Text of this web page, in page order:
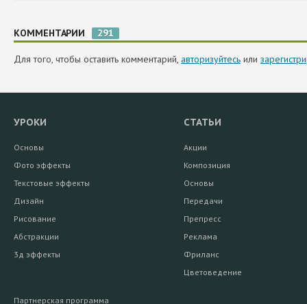
КОММЕНТАРИИ 291
Для того, чтобы оставить комментарий, авторизуйтесь или
УРОКИ
Основы
Фото эффекты
Текстовые эффекты
Дизайн
Рисование
Абстракции
3д эффекты
СТАТЬИ
Акции
Композиция
Основы
Передачи
Препресс
Реклама
Фриланс
Цветоведение
Партнерская программа